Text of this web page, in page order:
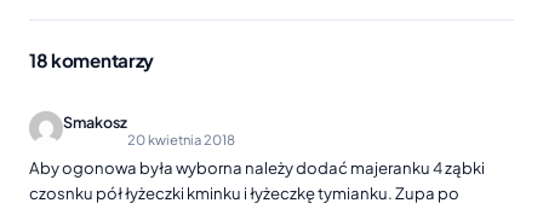
18 komentarzy
Smakosz
20 kwietnia 2018
Aby ogonowa była wyborna należy dodać majeranku 4 ząbki
czosnku pół łyżeczki kminku i łyżeczkę tymianku. Zupa po